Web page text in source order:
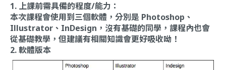
1. 上課前需具備的程度/能力：
本次課程會使用到三個軟體，分別是 Photoshop、
Illustrator、InDesign，沒有基礎的同學，課程內也會
從基礎教學，但建議有相關知識會更好吸收呦！
2. 軟體版本